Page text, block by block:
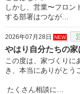
しかし、営業〜フロン
する部署はつなが…
2026年07月28日 NEW
やはり自分たちの
この度は、家づくりに
き、本当にありがとう
たくさん相談に…